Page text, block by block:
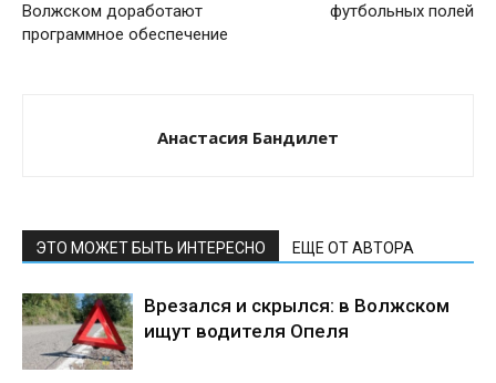
Волжском доработают
программное обеспечение
футбольных полей
Анастасия Бандилет
ЭТО МОЖЕТ БЫТЬ ИНТЕРЕСНО ЕЩЕ ОТ АВТОРА
Врезался и скрылся: в Волжском
ищут водителя Опеля